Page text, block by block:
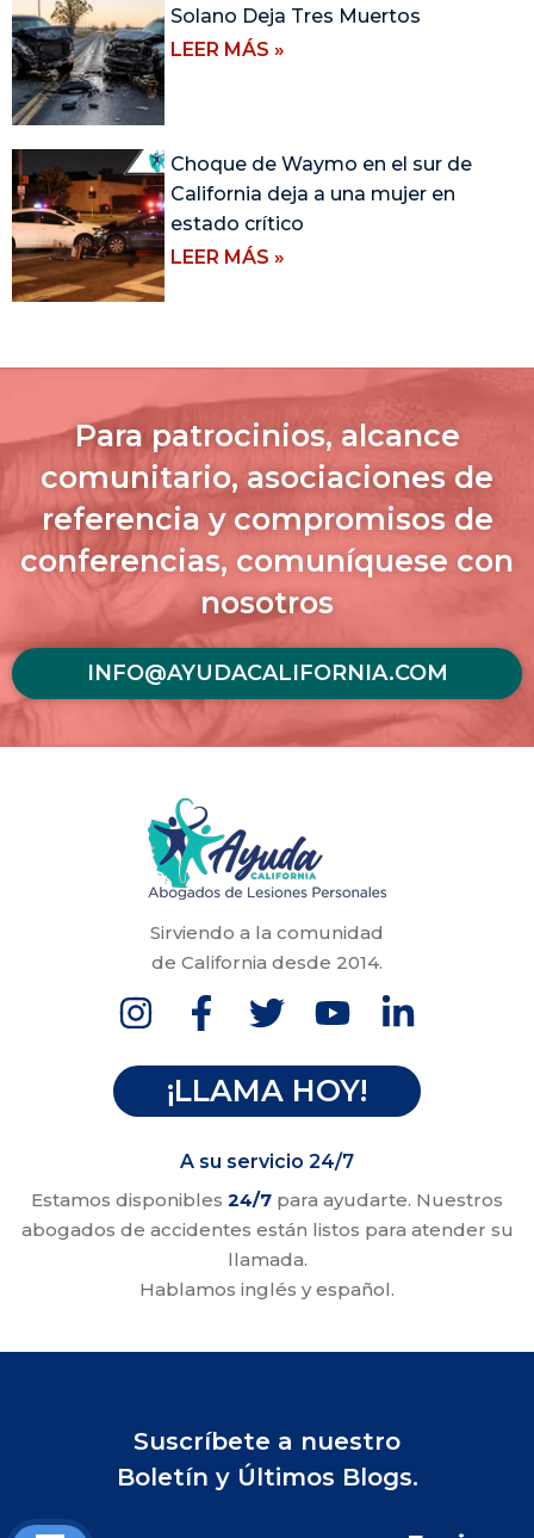
Solano Deja Tres Muertos
LEER MÁS »
Choque de Waymo en el sur de
California deja a una mujer en
estado crítico
LEER MÁS »
Para patrocinios, alcance
comunitario, asociaciones de
referencia y compromisos de
conferencias, comuníquese con
nosotros
INFO@AYUDACALIFORNIA.COM
Sirviendo a la comunidad
de California desde 2014.
¡LLAMA HOY!
A su servicio 24/7
Estamos disponibles 24/7 para ayudarte. Nuestros
abogados de accidentes están listos para atender su
llamada.
Hablamos inglés y español.
Suscríbete a nuestro
Boletín y Últimos Blogs.